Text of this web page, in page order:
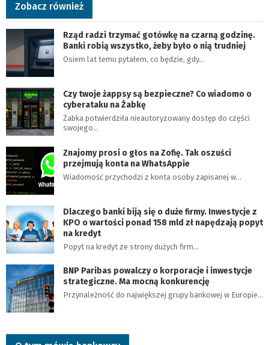
Zobacz również
Rząd radzi trzymać gotówkę na czarną godzinę.
Banki robią wszystko, żeby było o nią trudniej
Osiem lat temu pytałem, co będzie, gdy…
Czy twoje żappsy są bezpieczne? Co wiadomo o
cyberataku na Żabkę
Żabka potwierdziła nieautoryzowany dostęp do części
swojego…
Znajomy prosi o głos na Zofię. Tak oszuści
przejmują konta na WhatsAppie
Wiadomość przychodzi z konta osoby zapisanej w…
Dlaczego banki biją się o duże firmy. Inwestycje z
KPO o wartości ponad 158 mld zł napędzają popyt
na kredyt
Popyt na kredyt ze strony dużych firm…
BNP Paribas powalczy o korporacje i inwestycje
strategiczne. Ma mocną konkurencję
Przynależność do największej grupy bankowej w Europie…